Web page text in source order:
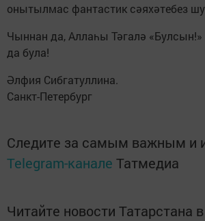
онытылмас фантастик сәяхәтебез
Чыннан да, Аллаһы Тәгалә
да була!
Әлфия Сибгатуллина.
Санкт-Петербург
Следите за самым важным и
Telegram-канале Татмедиа
Читайте новости Татарстана в